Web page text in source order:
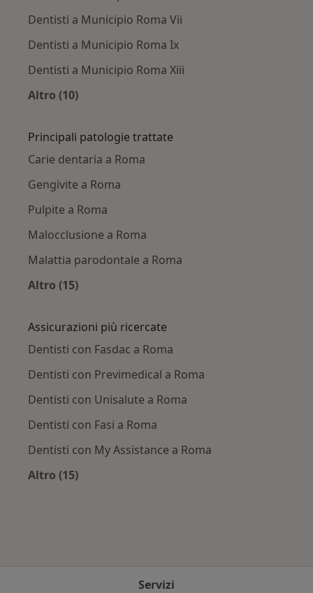
Dentisti a Municipio Roma Vii
Dentisti a Municipio Roma Ix
Dentisti a Municipio Roma Xiii
Altro (10)
Principali patologie trattate
Carie dentaria a Roma
Gengivite a Roma
Pulpite a Roma
Malocclusione a Roma
Malattia parodontale a Roma
Altro (15)
Assicurazioni più ricercate
Dentisti con Fasdac a Roma
Dentisti con Previmedical a Roma
Dentisti con Unisalute a Roma
Dentisti con Fasi a Roma
Dentisti con My Assistance a Roma
Altro (15)
Servizi